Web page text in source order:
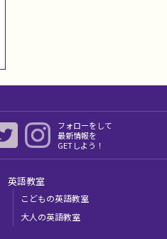
フォローをして
最新情報を
GETしよう！
英語教室
こどもの英語教室
大人の英語教室